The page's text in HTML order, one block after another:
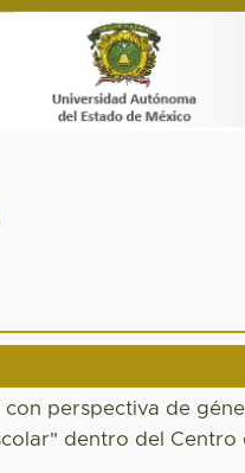
con perspectiva de
dentro del